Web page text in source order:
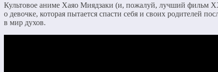
Культовое аниме Хаяо Миядзаки (и, пожалуй, лучший фильм
о девочке, которая пытается спасти себя и своих родителей
в мир духов.